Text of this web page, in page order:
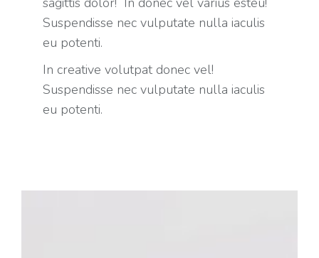
Suspendisse nec vulputate nulla iaculis
eu potenti.
In creative volutpat donec vel!
Suspendisse nec vulputate nulla iaculis
eu potenti.